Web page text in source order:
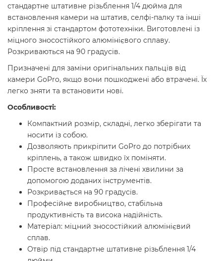
стандартне штативне різьблення 1/4 дюйма для
встановлення камери на штатив, селфі-палку та інші
кріплення зі стандартом фототехніки. Виготовлені із
міцного зносостійкого алюмінієвого сплаву.
Розкриваються на 90 градусів.
Призначені для заміни оригінальних пальців від
камери GoPro, якщо вони пошкоджені або втрачені. Їх
легко зняти та встановити нові.
Особливості:
Компактний розмір, складні, легко зберігати та
носити із собою.
Дозволяють прикріпити GoPro до потрібних
кріплень, а також швидко їх поміняти.
Просте встановлення за лічені хвилини за
допомогою доданих інструментів.
Розкривається на 90 градусів.
Професійне виробництво, стабільна
продуктивність та висока надійність.
Матеріал: міцний зносостійкий алюмінієвий
сплав.
Отвір під стандартне штативне різьблення 1/4